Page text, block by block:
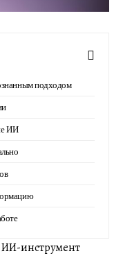
подходом
ИИ
ИИ-инструмент